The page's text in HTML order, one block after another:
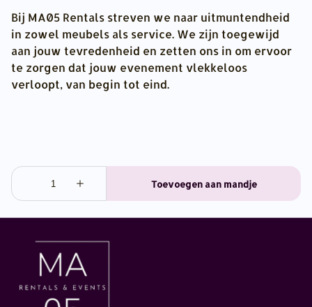
Bij MA05 Rentals streven we naar uitmuntendheid
in zowel meubels als service. We zijn toegewijd
aan jouw tevredenheid en zetten ons in om ervoor
te zorgen dat jouw evenement vlekkeloos
verloopt, van begin tot eind.